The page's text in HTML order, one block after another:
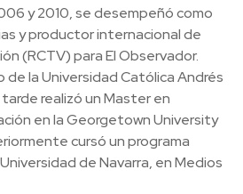
y 2010, se desempeñó como
y productor internacional de
(RCTV) para El Observador.
la Universidad Católica Andrés
realizó un Master en
en la Georgetown University
cursó un programa
de Navarra, en Medios